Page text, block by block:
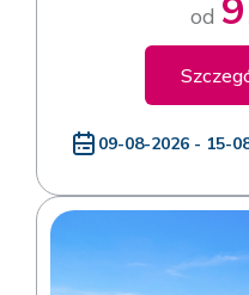
od
09-08-2026 - 15-